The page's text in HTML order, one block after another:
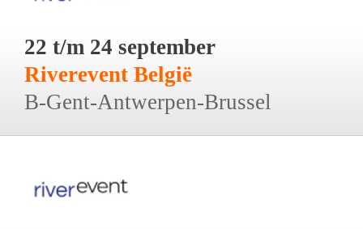
22 t/m 24 september
Riverevent België
B-Gent-Antwerpen-Brussel